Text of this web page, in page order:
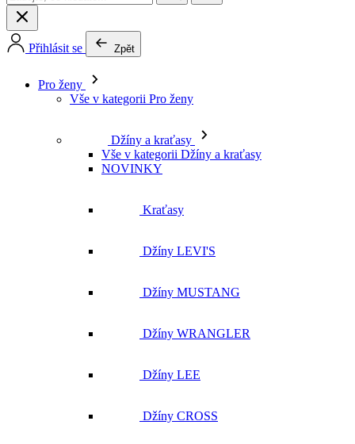
Přihlásit se Zpět
Pro ženy
Vše v kategorii Pro ženy
Džíny a kraťasy
Vše v kategorii Džíny a kraťasy
NOVINKY
Kraťasy
Džíny LEVI'S
Džíny MUSTANG
Džíny WRANGLER
Džíny LEE
Džíny CROSS